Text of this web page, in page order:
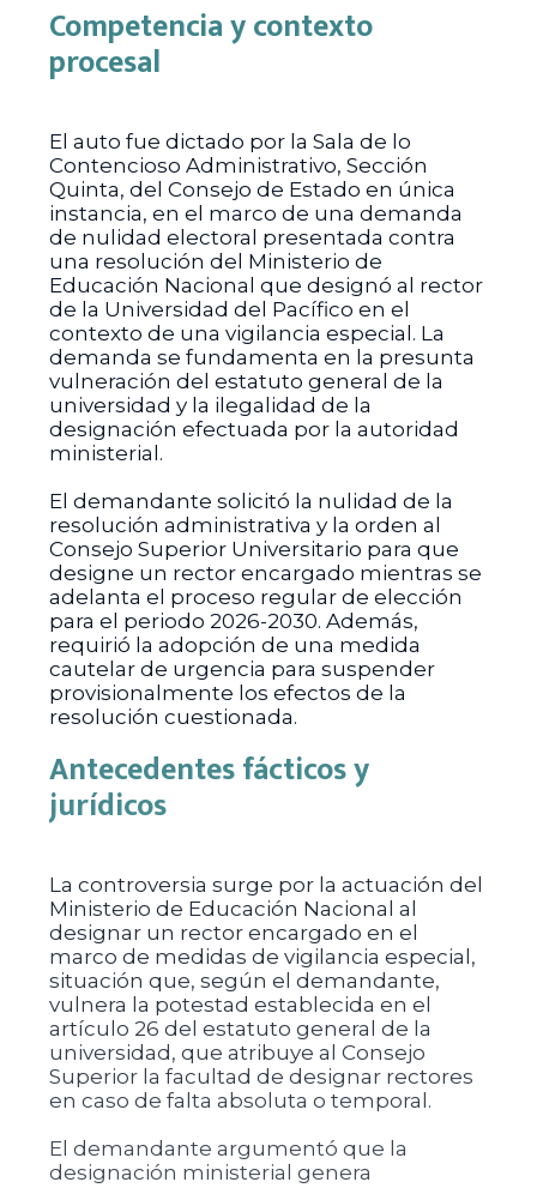
Competencia y contexto
procesal
El auto fue dictado por la Sala de lo
Contencioso Administrativo, Sección
Quinta, del Consejo de Estado en única
instancia, en el marco de una demanda
de nulidad electoral presentada contra
una resolución del Ministerio de
Educación Nacional que designó al rector
de la Universidad del Pacífico en el
contexto de una vigilancia especial. La
demanda se fundamenta en la presunta
vulneración del estatuto general de la
universidad y la ilegalidad de la
designación efectuada por la autoridad
ministerial.
El demandante solicitó la nulidad de la
resolución administrativa y la orden al
Consejo Superior Universitario para que
designe un rector encargado mientras se
adelanta el proceso regular de elección
para el periodo 2026-2030. Además,
requirió la adopción de una medida
cautelar de urgencia para suspender
provisionalmente los efectos de la
resolución cuestionada.
Antecedentes fácticos y
jurídicos
La controversia surge por la actuación del
Ministerio de Educación Nacional al
designar un rector encargado en el
marco de medidas de vigilancia especial,
situación que, según el demandante,
vulnera la potestad establecida en el
artículo 26 del estatuto general de la
universidad, que atribuye al Consejo
Superior la facultad de designar rectores
en caso de falta absoluta o temporal.
El demandante argumentó que la
designación ministerial genera